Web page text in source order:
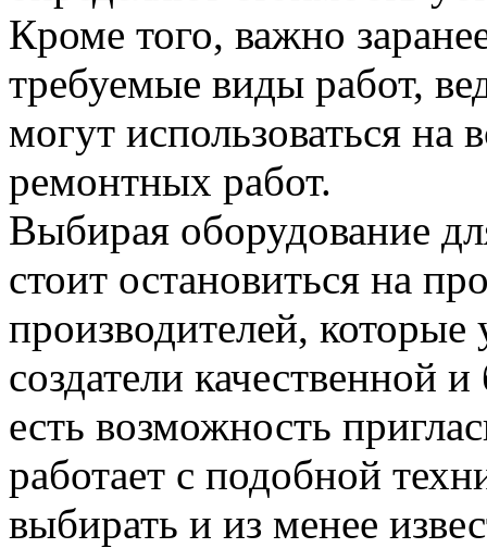
Кроме того, важно
требуемые виды работ,
могут использоваться на
ремонтных работ.
Выбирая оборудование
стоит остановиться на
производителей, которые
создатели качественной
есть возможность
работает с подобной
выбирать и из менее